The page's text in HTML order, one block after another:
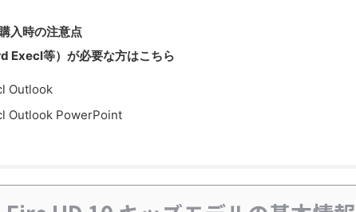
入時の注意点
Execl等）が必要な方はこちら
Outlook
Outlook PowerPoint